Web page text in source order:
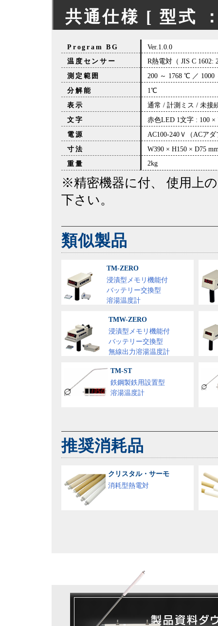
共通仕様 [ 型式
Program BG
Ver.1.0.0
温度センサー
R熱電対（ JIS C 1602:
測定範囲
200 ～ 1768 ℃ ／ 1000
分解能
1℃
表示
通常 / 計測ミス / 未
文字
赤色LED 1文字 : 100 ×
電源
AC100-240Ｖ（ACア
寸法
W390 × H150 × D75
重量
2kg
※精密機器に付、 使用上
下さい。
類似製品
TM-ZERO
浸漬型メモリ機能付
バッテリー交換型
溶湯温度計
TMW-ZERO
浸漬型メモリ機能付
バッテリー交換型
無線出力溶湯温度計
TM-ST
鉄鋼製鉄用設置型
溶湯温度計
推奨消耗品
クリスタル・サーモ
消耗型熱電対